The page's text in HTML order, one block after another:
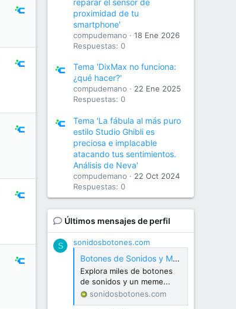
proximidad de tu
smartphone'
compudemano
18 Ene 2026
Respuestas: 0
Tema 'DixMax no funciona:
¿qué hacer?'
compudemano
22 Ene 2025
Respuestas: 0
Tema 'La fábula al más puro
estilo Studio Ghibli es
preciosa e implacable
atacando tus sentimientos.
Análisis de Neva'
compudemano
22 Oct 2024
Respuestas: 0
Últimos mensajes de perfil
S sonidosbotones.com
Botones de Sonidos y Meme Soundboard Gratis
Explora miles de botones
de sonidos y un meme...
sonidosbotones.com